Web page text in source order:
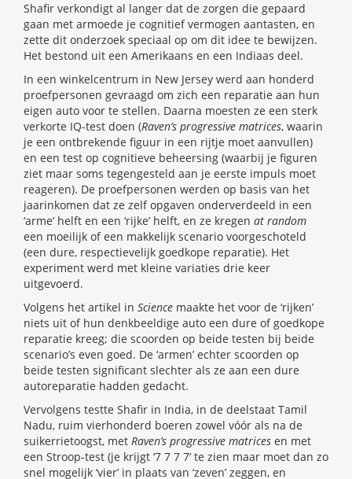
Shafir verkondigt al langer dat de zorgen die gepaard
gaan met armoede je cognitief vermogen aantasten, en
zette dit onderzoek speciaal op om dit idee te bewijzen.
Het bestond uit een Amerikaans en een Indiaas deel.
In een winkelcentrum in New Jersey werd aan honderd
proefpersonen gevraagd om zich een reparatie aan hun
eigen auto voor te stellen. Daarna moesten ze een sterk
verkorte IQ-test doen (Raven’s progressive matrices, waarin
je een ontbrekende figuur in een rijtje moet aanvullen)
en een test op cognitieve beheersing (waarbij je figuren
ziet maar soms tegengesteld aan je eerste impuls moet
reageren). De proefpersonen werden op basis van het
jaarinkomen dat ze zelf opgaven onderverdeeld in een
‘arme’ helft en een ‘rijke’ helft, en ze kregen at random
een moeilijk of een makkelijk scenario voorgeschoteld
(een dure, respectievelijk goedkope reparatie). Het
experiment werd met kleine variaties drie keer
uitgevoerd.
Volgens het artikel in Science maakte het voor de ‘rijken’
niets uit of hun denkbeeldige auto een dure of goedkope
reparatie kreeg; die scoorden op beide testen bij beide
scenario’s even goed. De ‘armen’ echter scoorden op
beide testen significant slechter als ze aan een dure
autoreparatie hadden gedacht.
Vervolgens testte Shafir in India, in de deelstaat Tamil
Nadu, ruim vierhonderd boeren zowel vóór als na de
suikerrietoogst, met Raven’s progressive matrices en met
een Stroop-test (je krijgt ‘7 7 7 7’ te zien maar moet dan zo
snel mogelijk ‘vier’ in plaats van ‘zeven’ zeggen, en